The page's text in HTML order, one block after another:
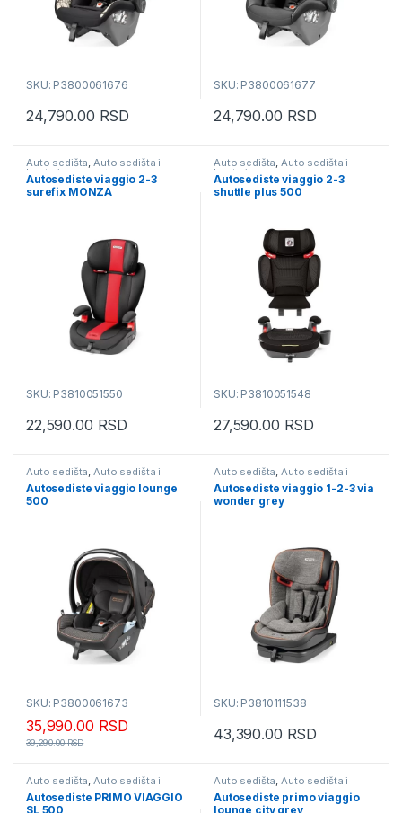
SKU: P3800061676
24,790.00 RSD
SKU: P3800061677
24,790.00 RSD
Auto sedišta,Auto sedišta i
busteri
Autosediste viaggio 2-3
surefix MONZA
SKU: P3810051550
22,590.00 RSD
Auto sedišta,Auto sedišta i
busteri
Autosediste viaggio 2-3
shuttle plus 500
SKU: P3810051548
27,590.00 RSD
Auto sedišta,Auto sedišta i
busteri
Autosediste viaggio lounge
500
SKU: P3800061673
35,990.00 RSD
39,290.00RSD
Auto sedišta,Auto sedišta i
busteri
Autosediste viaggio 1-2-3 via
wonder grey
SKU: P3810111538
43,390.00 RSD
Auto sedišta,Auto sedišta i
busteri
Autosediste PRIMO VIAGGIO
SL 500
Auto sedišta,Auto sedišta i
busteri
Autosediste primo viaggio
lounge city grey